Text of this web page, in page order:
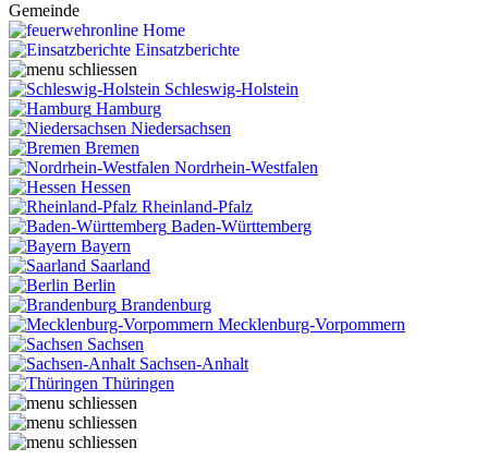
Gemeinde
Home
Einsatzberichte
Schleswig-Holstein
Hamburg
Niedersachsen
Bremen
Nordrhein-Westfalen
Hessen
Rheinland-Pfalz
Baden-Württemberg
Bayern
Saarland
Berlin
Brandenburg
Mecklenburg-Vorpommern
Sachsen
Sachsen-Anhalt
Thüringen